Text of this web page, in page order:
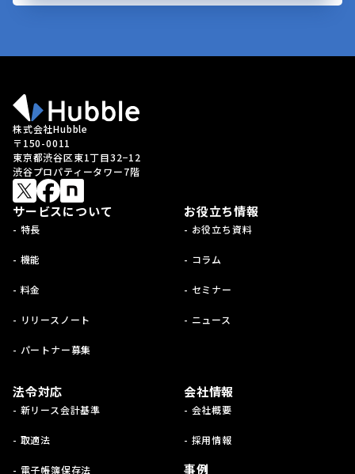
株式会社Hubble
〒150-0011
東京都渋谷区東1丁目32−12
渋谷プロパティータワー7階
サービスについて
- 特長
- 機能
- 料金
- リリースノート
- パートナー募集
お役立ち情報
- お役立ち資料
- コラム
- セミナー
- ニュース
法令対応
- 新リース会計基準
- 取適法
- 電子帳簿保存法
会社情報
- 会社概要
- 採用情報
事例